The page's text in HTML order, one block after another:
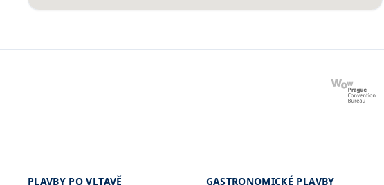
PLAVBY PO VLTAVĚ GASTRONOMICKÉ PLAVBY